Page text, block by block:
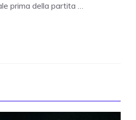
prima della partita …